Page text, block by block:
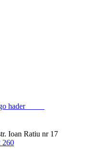
Ioan Ratiu nr 17
260